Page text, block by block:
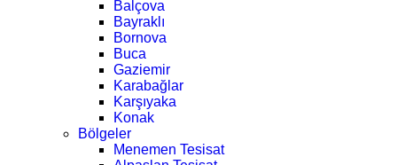
Balçova
Bayraklı
Bornova
Buca
Gaziemir
Karabağlar
Karşıyaka
Konak
Bölgeler
Menemen Tesisat